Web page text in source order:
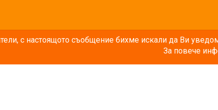
с настоящото съобщение бихме искали да Ви
За повече